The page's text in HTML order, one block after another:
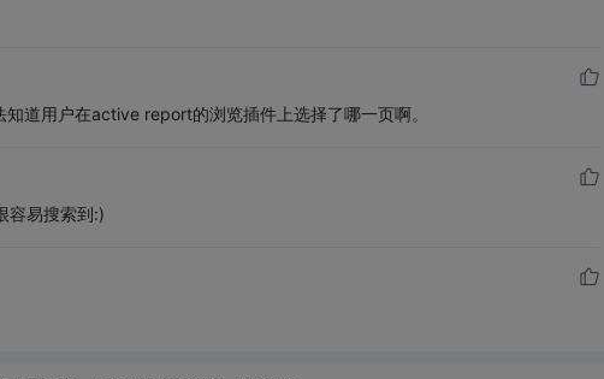
道用户在active report的浏览插件上选择了哪一页啊。
容易搜索到:)